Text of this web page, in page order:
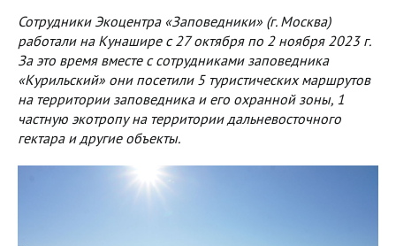
Сотрудники Экоцентра «Заповедники» (г. Москва)
работали на Кунашире с 27 октября по 2 ноября 2023 г.
За это время вместе с сотрудниками заповедника
«Курильский» они посетили 5 туристических маршрутов
на территории заповедника и его охранной зоны, 1
частную экотропу на территории дальневосточного
гектара и другие объекты.